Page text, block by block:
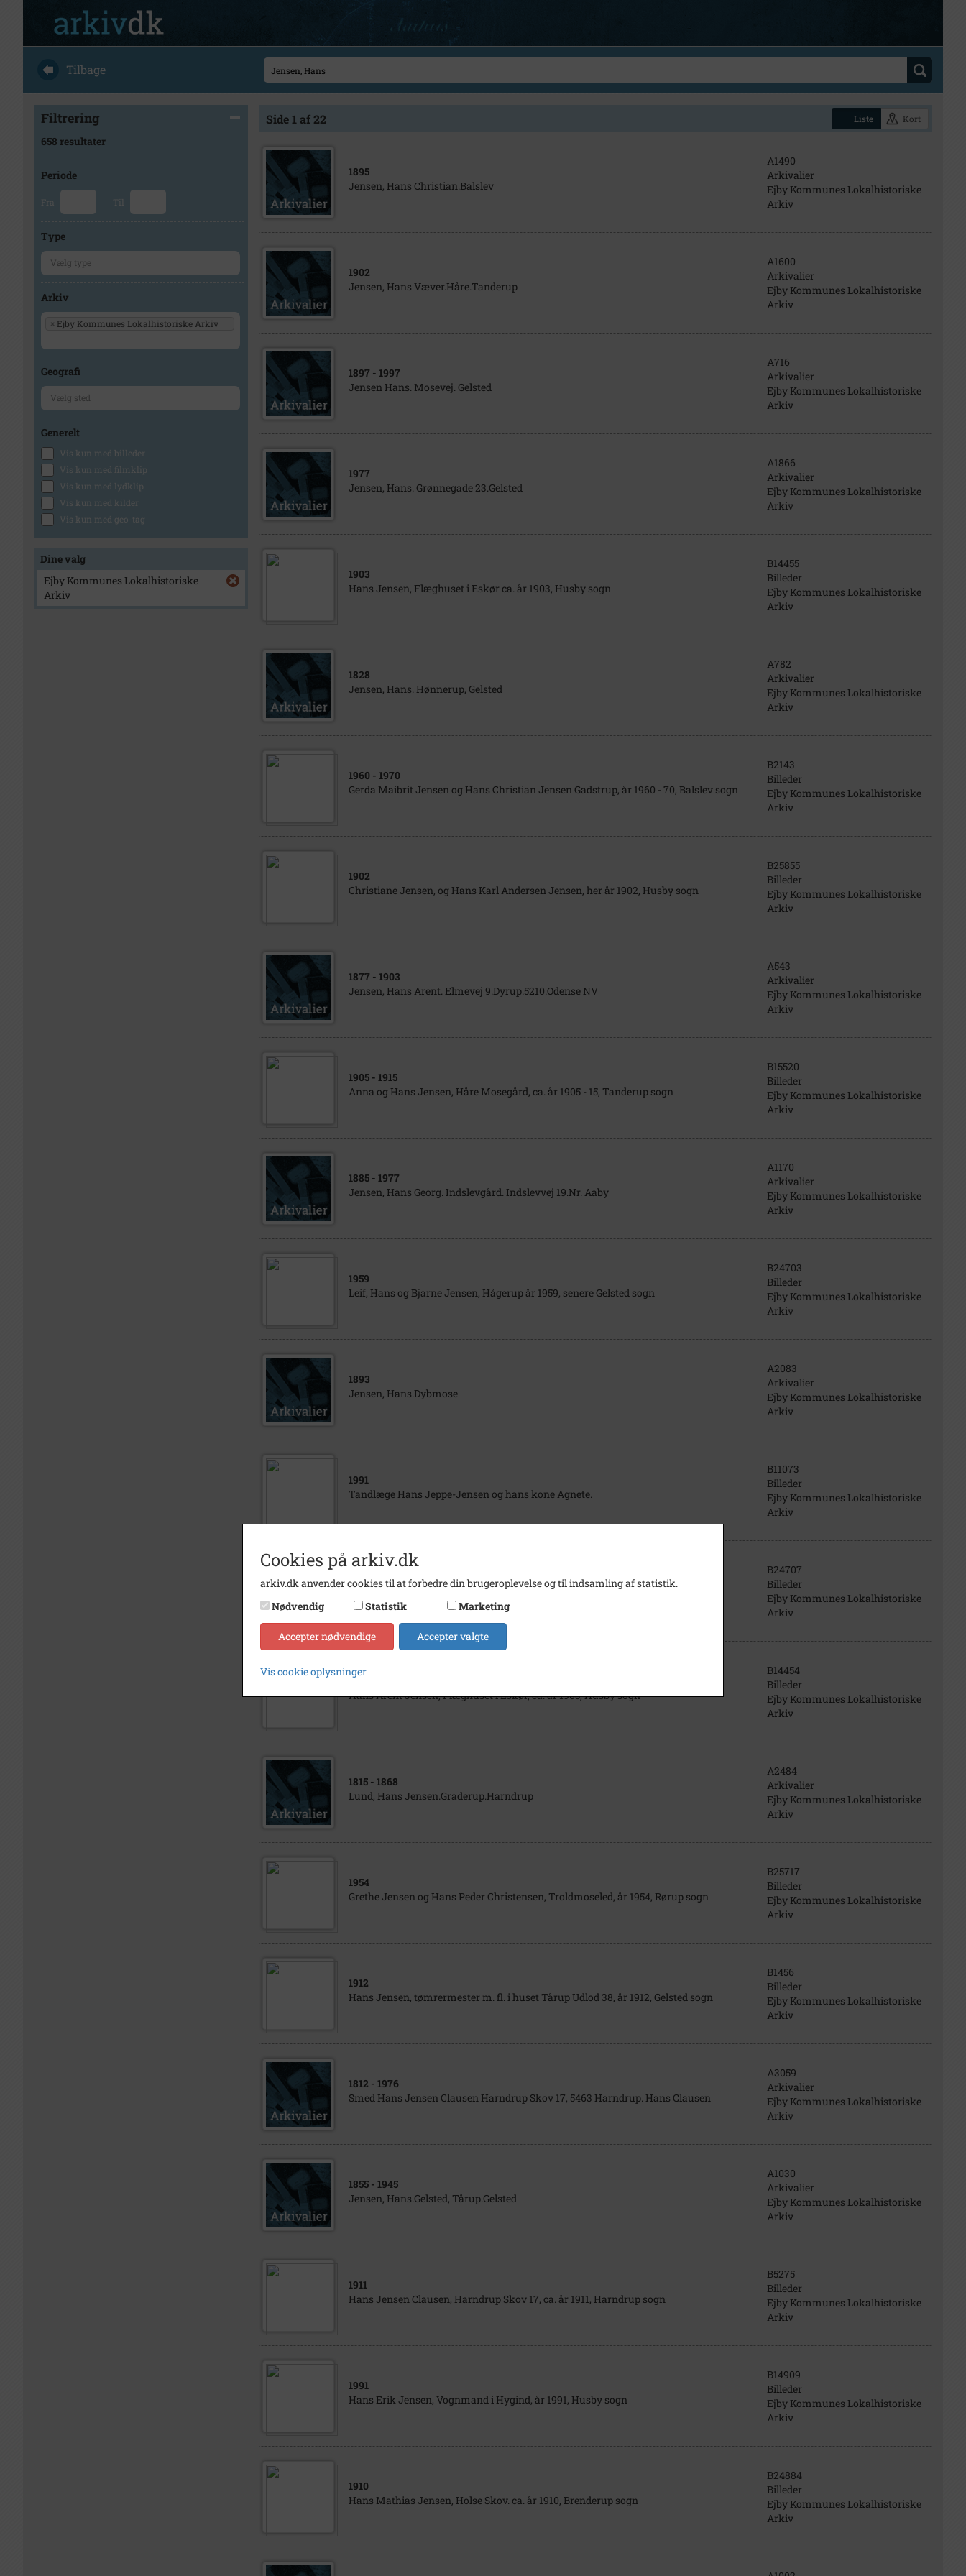
Tilbage
Filtrering
658 resultater
Periode
Fra Til
Type
Arkiv
× Ejby Kommunes Lokalhistoriske Arkiv
Geografi
Generelt
Vis kun med billeder
Vis kun med filmklip
Vis kun med lydklip
Vis kun med kilder
Vis kun med geo-tag
Dine valg
Ejby Kommunes Lokalhistoriske
Arkiv
Side 1 af 22 Liste Kort
1895
Jensen, Hans Christian.Balslev
A1490
Arkivalier
Ejby Kommunes Lokalhistoriske
Arkiv
1902
Jensen, Hans Væver.Håre.Tanderup
A1600
Arkivalier
Ejby Kommunes Lokalhistoriske
Arkiv
1897 - 1997
Jensen Hans. Mosevej. Gelsted
A716
Arkivalier
Ejby Kommunes Lokalhistoriske
Arkiv
1977
Jensen, Hans. Grønnegade 23.Gelsted
A1866
Arkivalier
Ejby Kommunes Lokalhistoriske
Arkiv
1903
Hans Jensen, Flæghuset i Eskør ca. år 1903, Husby sogn
B14455
Billeder
Ejby Kommunes Lokalhistoriske
Arkiv
1828
Jensen, Hans. Hønnerup, Gelsted
A782
Arkivalier
Ejby Kommunes Lokalhistoriske
Arkiv
1960 - 1970
Gerda Maibrit Jensen og Hans Christian Jensen Gadstrup, år 1960 - 70, Balslev sogn
B2143
Billeder
Ejby Kommunes Lokalhistoriske
Arkiv
1902
Christiane Jensen, og Hans Karl Andersen Jensen, her år 1902, Husby sogn
B25855
Billeder
Ejby Kommunes Lokalhistoriske
Arkiv
1877 - 1903
Jensen, Hans Arent. Elmevej 9.Dyrup.5210.Odense NV
A543
Arkivalier
Ejby Kommunes Lokalhistoriske
Arkiv
1905 - 1915
Anna og Hans Jensen, Håre Mosegård, ca. år 1905 - 15, Tanderup sogn
B15520
Billeder
Ejby Kommunes Lokalhistoriske
Arkiv
1885 - 1977
Jensen, Hans Georg. Indslevgård. Indslevvej 19.Nr. Aaby
A1170
Arkivalier
Ejby Kommunes Lokalhistoriske
Arkiv
1959
Leif, Hans og Bjarne Jensen, Hågerup år 1959, senere Gelsted sogn
B24703
Billeder
Ejby Kommunes Lokalhistoriske
Arkiv
1893
Jensen, Hans.Dybmose
A2083
Arkivalier
Ejby Kommunes Lokalhistoriske
Arkiv
1991
Tandlæge Hans Jeppe-Jensen og hans kone Agnete.
B11073
Billeder
Ejby Kommunes Lokalhistoriske
Arkiv
1964- 1965
B24707
Billeder
Ejby Kommunes Lokalhistoriske
Arkiv
1905
Hans Arent Jensen, Flæghuset i Eskør, ca. år 1905, Husby sogn
B14454
Billeder
Ejby Kommunes Lokalhistoriske
Arkiv
1815 - 1868
Lund, Hans Jensen.Graderup.Harndrup
A2484
Arkivalier
Ejby Kommunes Lokalhistoriske
Arkiv
1954
Grethe Jensen og Hans Peder Christensen, Troldmoseled, år 1954, Rørup sogn
B25717
Billeder
Ejby Kommunes Lokalhistoriske
Arkiv
1912
Hans Jensen, tømrermester m. fl. i huset Tårup Udlod 38, år 1912, Gelsted sogn
B1456
Billeder
Ejby Kommunes Lokalhistoriske
Arkiv
1812 - 1976
Smed Hans Jensen Clausen Harndrup Skov 17, 5463 Harndrup. Hans Clausen
A3059
Arkivalier
Ejby Kommunes Lokalhistoriske
Arkiv
1855 - 1945
Jensen, Hans.Gelsted, Tårup.Gelsted
A1030
Arkivalier
Ejby Kommunes Lokalhistoriske
Arkiv
1911
Hans Jensen Clausen, Harndrup Skov 17, ca. år 1911, Harndrup sogn
B5275
Billeder
Ejby Kommunes Lokalhistoriske
Arkiv
1991
Hans Erik Jensen, Vognmand i Hygind, år 1991, Husby sogn
B14909
Billeder
Ejby Kommunes Lokalhistoriske
Arkiv
1910
Hans Mathias Jensen, Holse Skov. ca. år 1910, Brenderup sogn
B24884
Billeder
Ejby Kommunes Lokalhistoriske
Arkiv
Cookies på arkiv.dk
arkiv.dk anvender cookies til at forbedre din brugeroplevelse og til indsamling af statistik.
Nødvendig
Statistik Marketing
Accepter nødvendige Accepter valgte
Vis cookie oplysninger